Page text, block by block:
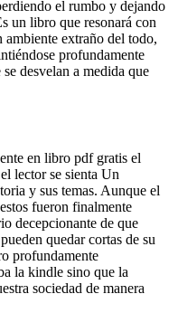
el rumbo y dejando
un libro que resonará con
extraño del todo,
profundamente
desvelan a medida que
en libro pdf gratis el
lector se sienta Un
y sus temas. Aunque el
fueron finalmente
decepcionante de que
quedar cortas de su
profundamente
la kindle sino que la
sociedad de manera